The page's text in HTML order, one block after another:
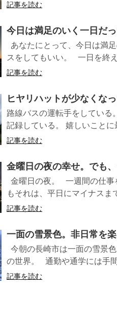
記事を読む
今日は満足のいく一日だ
あなたにとって、今日は満
スをしてもいい。 一日を終
記事を読む
ヒヤリハットが少なくな
路線バスの運転手をしている
記録している。 嬉しいこと
記事を読む
金曜日の夜の幸せ。でも
金曜日の夜。 一週間の仕
もそれは、平日にマイナスま
記事を読む
一面の雪景色。非日常を
今朝の長崎市は一面の雪景
の世界。 通勤や通学には手
記事を読む